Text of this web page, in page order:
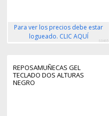
Para ver los precios debe estar
logueado. CLIC AQUÍ
63465
REPOSAMUÑECAS GEL
TECLADO DOS ALTURAS
NEGRO